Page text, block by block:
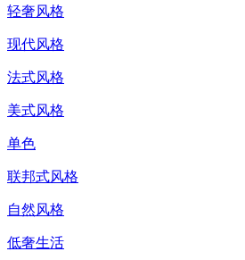
轻奢风格
现代风格
法式风格
美式风格
单色
联邦式风格
自然风格
低奢生活